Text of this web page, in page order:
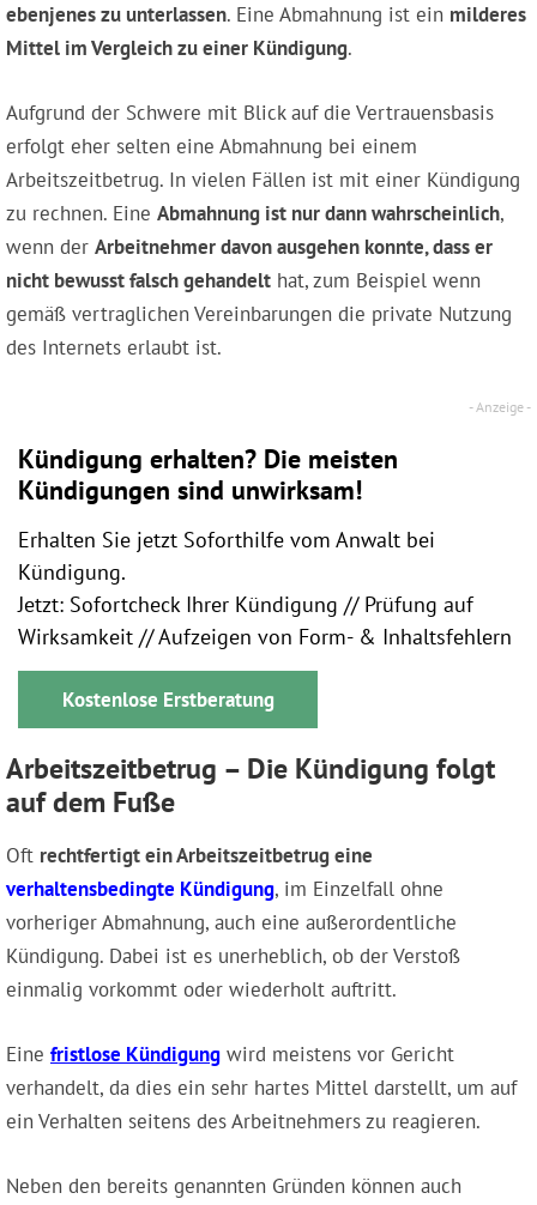
ebenjenes zu unterlassen. Eine Abmahnung ist ein milderes
Mittel im Vergleich zu einer Kündigung.
Aufgrund der Schwere mit Blick auf die Vertrauensbasis
erfolgt eher selten eine Abmahnung bei einem
Arbeitszeitbetrug. In vielen Fällen ist mit einer Kündigung
zu rechnen. Eine Abmahnung ist nur dann wahrscheinlich,
wenn der Arbeitnehmer davon ausgehen konnte, dass er
nicht bewusst falsch gehandelt hat, zum Beispiel wenn
gemäß vertraglichen Vereinbarungen die private Nutzung
des Internets erlaubt ist.
Kündigung erhalten? Die meisten
Kündigungen sind unwirksam!
Erhalten Sie jetzt Soforthilfe vom Anwalt bei
Kündigung.
Jetzt: Sofortcheck Ihrer Kündigung // Prüfung auf
Wirksamkeit // Aufzeigen von Form- & Inhaltsfehlern
Kostenlose Erstberatung
Arbeitszeitbetrug – Die Kündigung folgt
auf dem Fuße
Oft rechtfertigt ein Arbeitszeitbetrug eine
verhaltensbedingte Kündigung, im Einzelfall ohne
vorheriger Abmahnung, auch eine außerordentliche
Kündigung. Dabei ist es unerheblich, ob der Verstoß
einmalig vorkommt oder wiederholt auftritt.
Eine fristlose Kündigung wird meistens vor Gericht
verhandelt, da dies ein sehr hartes Mittel darstellt, um auf
ein Verhalten seitens des Arbeitnehmers zu reagieren.
Neben den bereits genannten Gründen können auch